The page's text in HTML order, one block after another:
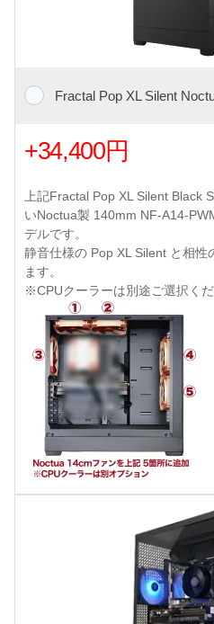
Fractal Pop XL Silent
+34,400円
上記Fractal Pop XL Silent Black
いNoctua製 140mm NF-A14-
デルです。
静音仕様の Pop XL Silent と相性
ます。
※CPUクーラーは別途ご選択くだ